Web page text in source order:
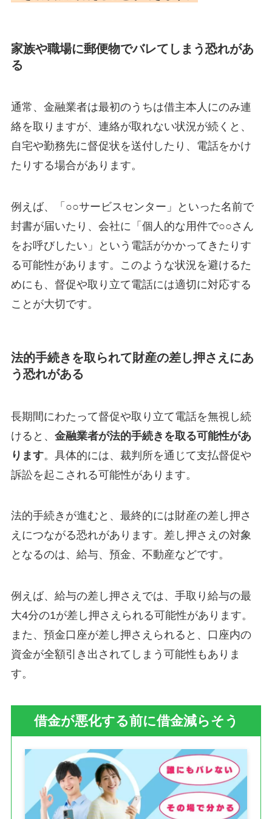
家族や職場に郵便物でバレてしまう恐れがあ
る
通常、金融業者は最初のうちは借主本人にのみ連
絡を取りますが、連絡が取れない状況が続くと、
自宅や勤務先に督促状を送付したり、電話をかけ
たりする場合があります。
例えば、「○○サービスセンター」といった名前で
封書が届いたり、会社に「個人的な用件で○○さん
をお呼びしたい」という電話がかかってきたりす
る可能性があります。このような状況を避けるた
めにも、督促や取り立て電話には適切に対応する
ことが大切です。
法的手続きを取られて財産の差し押さえにあ
う恐れがある
長期間にわたって督促や取り立て電話を無視し続
けると、 金融業者が法的手続きを取る可能性があ
ります。具体的には、裁判所を通じて支払督促や
訴訟を起こされる可能性があります。
法的手続きが進むと、最終的には財産の差し押さ
えにつながる恐れがあります。差し押さえの対象
となるのは、給与、預金、不動産などです。
例えば、給与の差し押さえでは、手取り給与の最
大4分の1が差し押さえられる可能性があります。
また、預金口座が差し押さえられると、口座内の
資金が全額引き出されてしまう可能性もありま
す。
借金が悪化する前に借金減らそう